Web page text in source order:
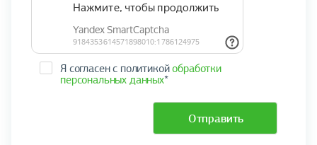
Я согласен с политикойобработки
персональных данных*
Отправить